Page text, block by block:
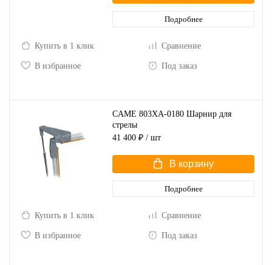
Подробнее
Купить в 1 клик Сравнение
В избранное Под заказ
CAME 803XA-0180 Шарнир для
стрелы
41 400 ₽ / шт
В корзину
Подробнее
Купить в 1 клик Сравнение
В избранное Под заказ